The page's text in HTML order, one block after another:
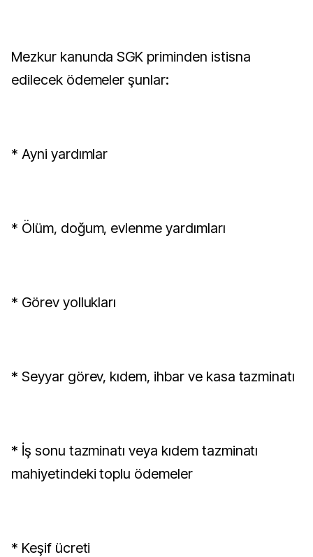
Mezkur kanunda SGK priminden istisna
edilecek ödemeler şunlar:
* Ayni yardımlar
* Ölüm, doğum, evlenme yardımları
* Görev yollukları
* Seyyar görev, kıdem, ihbar ve kasa tazminatı
* İş sonu tazminatı veya kıdem tazminatı
mahiyetindeki toplu ödemeler
* Keşif ücreti